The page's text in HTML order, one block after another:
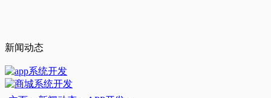
新闻动态